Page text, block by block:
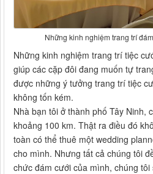
Những kinh nghiệm trang trí
Những kinh nghiệm trang trí tiệc
giúp các cặp đôi đang muốn tự
được những ý tưởng trang trí tiệc
không tốn kém.
Nhà bạn tôi ở thành phố Tây Ninh,
khoảng 100 km. Thật ra điều đó
toàn có thể thuê một wedding
cho mình. Nhưng tất cả chúng tôi
chức đám cưới của mình, chúng